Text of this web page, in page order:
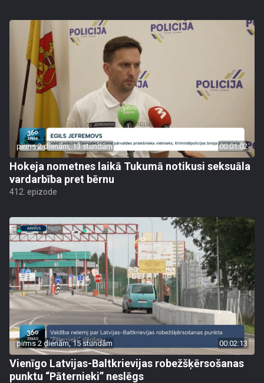
pirms 2 dienām, 13 stundām 00:01:02
Hokeja nometnes laikā Tukumā notikusi seksuāla
vardarbība pret bērnu
412. epizode
pirms 2 dienām, 15 stundām 00:02:13
Vienīgo Latvijas-Baltkrievijas robežšķērsošanas
punktu “Pāternieki” neslēgs